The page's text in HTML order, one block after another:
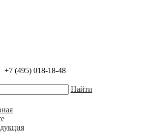
+7 (495) 018-18-48
Найти